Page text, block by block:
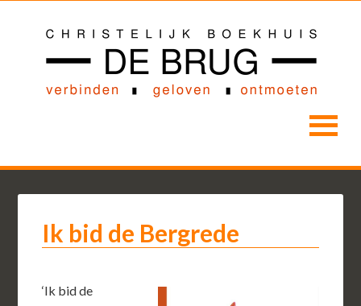
Ik bid de Bergrede
‘Ik bid de